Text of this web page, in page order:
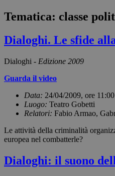
Tematica: classe
Dialoghi. Le sfide
Dialoghi - Edizione 2009
Guarda il video
Data: 24/04/2009, ore 11:00
Luogo: Teatro Gobetti
Relatori: Fabio Armao,
Le attività della criminalità
europea nel combatterle?
Dialoghi: il suono